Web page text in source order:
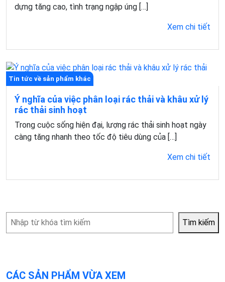
dựng tăng cao, tình trạng ngập úng […]
Xem chi tiết
Tin tức về sản phẩm khác
Ý nghĩa của việc phân loại rác thải và khâu xử lý
rác thải sinh hoạt
Trong cuộc sống hiện đại, lượng rác thải sinh hoạt ngày
càng tăng nhanh theo tốc độ tiêu dùng của […]
Xem chi tiết
Tìm
kiếm
Tìm kiếm
CÁC SẢN PHẨM VỪA XEM